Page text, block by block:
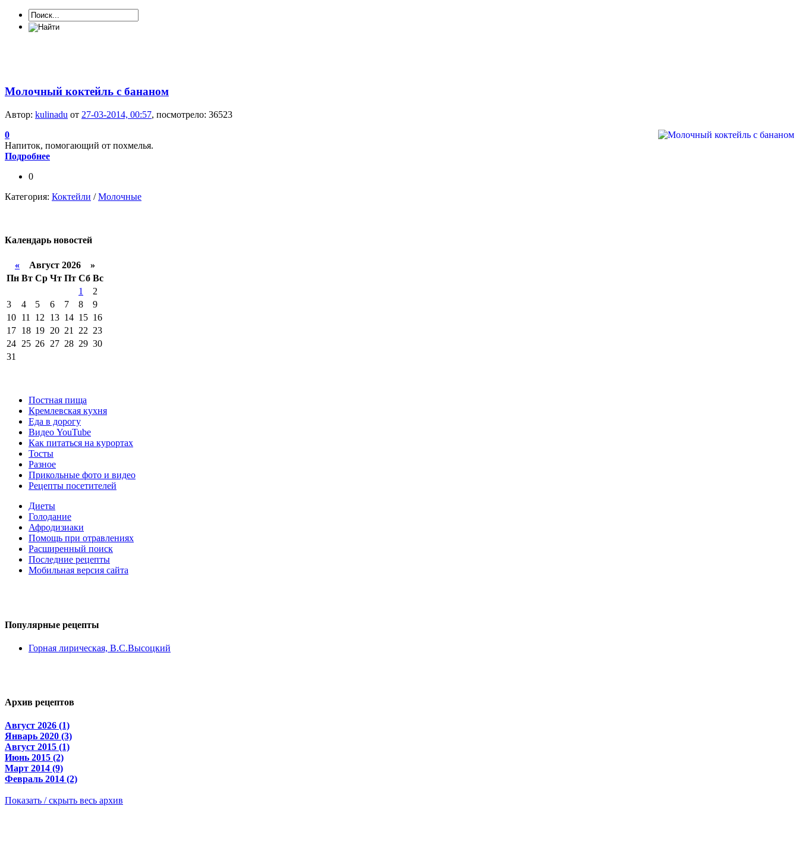
Молочный коктейль с бананом
Автор: kulinadu от 27-03-2014, 00:57, посмотрело: 36523
0
Напиток, помогающий от похмелья.
Подробнее
0
Категория: Коктейли /Молочные
Календарь новостей
« Август 2026 »
Пн Вт Ср Чт Пт Сб Вс
1
2
3
4 5 6 7 8
9
10 11 12 13 14 15 16
17 18 19 20 21 22 23
24 25 26 27 28 29 30
31
Постная пища
Кремлевская кухня
Еда в дорогу
Видео YouTube
Как питаться на курортах
Тосты
Разное
Прикольные фото и видео
Рецепты посетителей
Диеты
Голодание
Афродизиаки
Помощь при отравлениях
Расширенный поиск
Последние рецепты
Мобильная версия сайта
Популярные рецепты
Горная лирическая, В.С.Высоцкий
Архив рецептов
Август 2026 (1)
Январь 2020 (3)
Август 2015 (1)
Июнь 2015 (2)
Март 2014 (9)
Февраль 2014 (2)
Показать / скрыть весь архив